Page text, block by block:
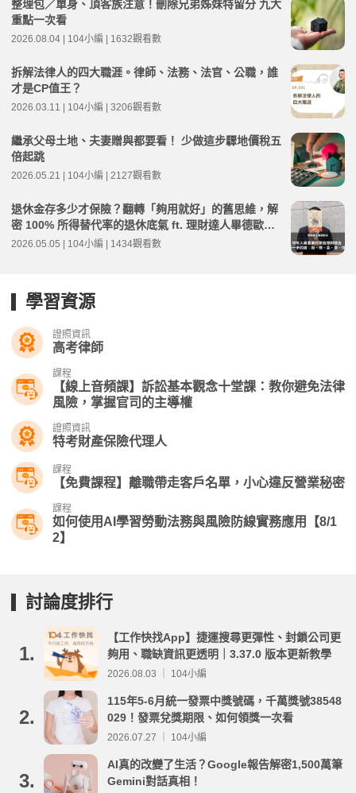
整理包／單身、頂客族注意！刪除兄弟姊妹特留分 九大
重點一次看
2026.08.04 | 104小編 | 1632觀看數
拆解法律人的四大職涯。律師、法務、法官、公職，誰
才是CP值王？
2026.03.11 | 104小編 | 3206觀看數
繼承父母土地、夫妻贈與都要看！ 少做這步驟地價稅五
倍起跳
2026.05.21 | 104小編 | 2127觀看數
退休金存多少才保險？翻轉「夠用就好」的舊思維，解
密 100% 所得替代率的退休底氣 ft. 理財達人畢德歐夫 |
高年級不打烊 x 用 AI 點亮第二人生 EP271
2026.05.05 | 104小編 | 1434觀看數
學習資源
證照資訊
高考律師
課程
【線上音頻課】訴訟基本觀念十堂課：教你避免法律
風險，掌握官司的主導權
證照資訊
特考財產保險代理人
課程
【免費課程】離職帶走客戶名單，小心違反營業秘密
課程
如何使用AI學習勞動法務與風險防線實務應用【8/1
2】
討論度排行
1.
【工作快找App】捷運搜尋更彈性、封鎖公司更
夠用、職缺資訊更透明｜3.37.0 版本更新教學
2026.08.03 ｜ 104小編
2.
115年5-6月統一發票中獎號碼，千萬獎號38548
029！發票兌獎期限、如何領獎一次看
2026.07.27 ｜ 104小編
3.
AI真的改變了生活？Google報告解密1,500萬筆
Gemini對話真相！